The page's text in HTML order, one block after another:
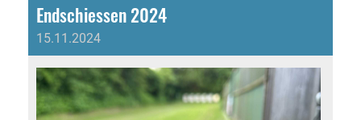
Endschiessen 2024
15.11.2024